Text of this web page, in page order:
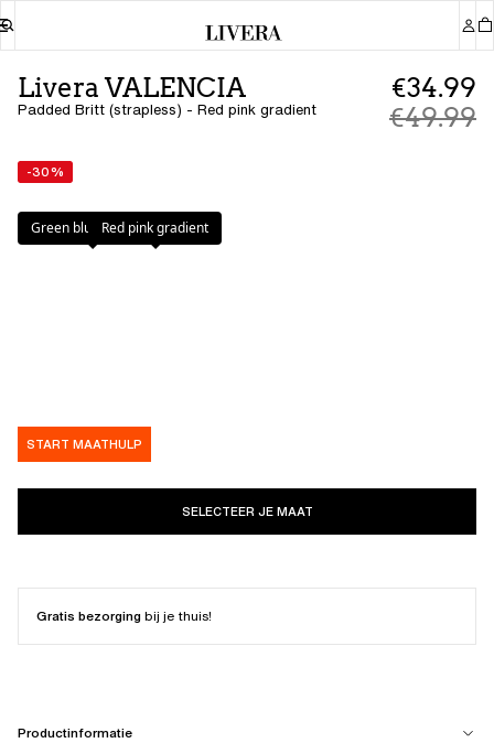
Livera VALENCIA
Padded Britt (strapless) - Red pink gradient
€34.99
€49.99
-30%
Kleur:Red pink gradient
Green blue gradientRed pink gradient
START MAATHULP
SELECTEER JE MAAT
Gratis bezorgingbij je thuis!
Productinformatie